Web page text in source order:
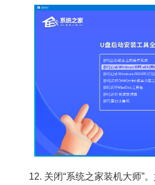
12. 关闭“系统之家装机大师”。